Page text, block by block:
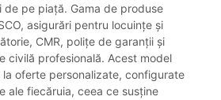
de pe piață. Gama de produse
asigurări pentru locuințe și
CMR, polițe de garanții și
civilă profesională. Acest model
oferte personalizate, configurate
ale fiecăruia, ceea ce susține